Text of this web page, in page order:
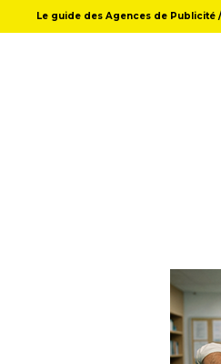
Le guide des Agences de